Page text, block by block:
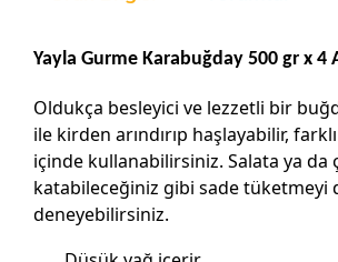
Yayla Gurme Karabuğday 500 gr x 4
Oldukça besleyici ve lezzetli bir
ile kirden arındırıp haşlayabilir,
içinde kullanabilirsiniz. Salata ya da
katabileceğiniz gibi sade tüketmeyi
deneyebilirsiniz.